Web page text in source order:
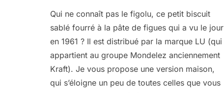
Qui ne connaît pas le figolu, ce petit biscuit
sablé fourré à la pâte de figues qui a vu le jour
en 1961 ? Il est distribué par la marque LU (qui
appartient au groupe Mondelez anciennement
Kraft). Je vous propose une version maison,
qui s’éloigne un peu de toutes celles que vous